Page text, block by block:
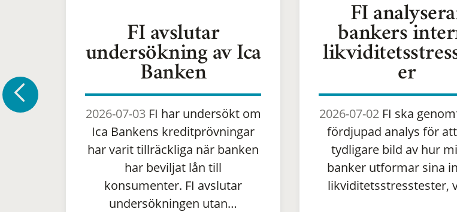
FI avslutar
undersökning av Ica
Banken
2026-07-03FI har undersökt om
Ica Bankens kreditprövningar
har varit tillräckliga när banken
har beviljat lån till
konsumenter. FI avslutar
undersökningen utan…
FI
bankers
er
2026-07-02FI ska
fördjupad analys för
tydligare bild av hur
banker utformar sina
likviditetsstresstester,